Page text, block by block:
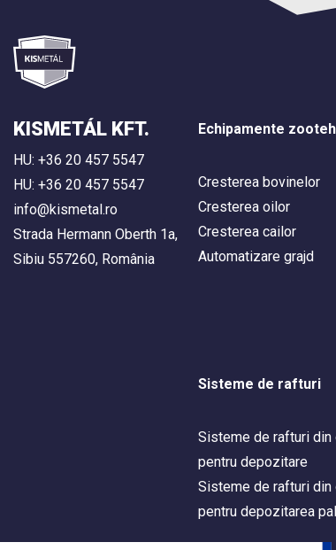
KISMETÁL KFT.
HU: +36 20 457 5547
HU: +36 20 457 5547
info@kismetal.ro
Strada Hermann Oberth 1a,
Sibiu 557260, România
Echipamente
Cresterea bovinelor
Cresterea oilor
Cresterea cailor
Automatizare grajd
Sisteme de rafturi
Sisteme de rafturi din
pentru depozitare
Sisteme de rafturi din
pentru depozitarea